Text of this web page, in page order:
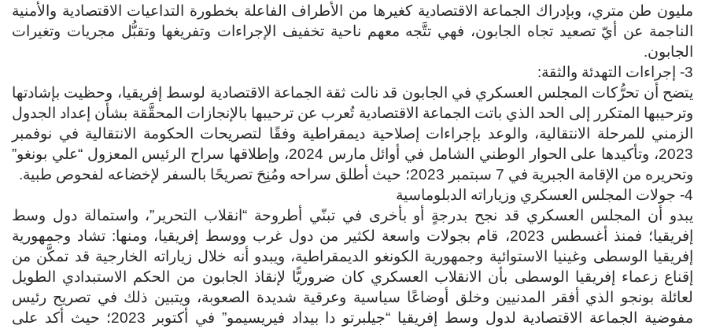
مليون طن متري، وبإدراك الجماعة الاقتصادية كغيرها من الأطراف الفاعلة بخطورة التداعيات الاقتصادية والأمنية
الناجمة عن أيّ تصعيد تجاه الجابون، فهي تتَّجه معهم ناحية تخفيف الإجراءات وتفريغها وتقبُّل مجريات وتغيرات
الجابون.
3- إجراءات التهدئة والثقة:
يتضح أن تحرُّكات المجلس العسكري في الجابون قد نالت ثقة الجماعة الاقتصادية لوسط إفريقيا، وحظيت بإشادتها
وترحيبها المتكرر إلى الحد الذي باتت الجماعة الاقتصادية تُعرب عن ترحيبها بالإنجازات المحقَّقة بشأن إعداد الجدول
الزمني للمرحلة الانتقالية، والوعد بإجراءات إصلاحية ديمقراطية وفقًا لتصريحات الحكومة الانتقالية في نوفمبر
2023، وتأكيدها على الحوار الوطني الشامل في أوائل مارس 2024، وإطلاقها سراح الرئيس المعزول “علي بونغو”
وتحريره من الإقامة الجبرية في 7 سبتمبر 2023؛ حيث أطلق سراحه ومُنِحَ تصريحًا بالسفر لإخضاعه لفحوص طبية.
4- جولات المجلس العسكري وزياراته الدبلوماسية
يبدو أن المجلس العسكري قد نجح بدرجةٍ أو بأخرى في تبنّي أطروحة “انقلاب التحرير”، واستمالة دول وسط
إفريقيا؛ فمنذ أغسطس 2023، قام بجولات واسعة لكثير من دول غرب ووسط إفريقيا، ومنها: تشاد وجمهورية
إفريقيا الوسطى وغينيا الاستوائية وجمهورية الكونغو الديمقراطية، ويبدو أنه خلال زياراته الخارجية قد تمكَّن من
إقناع زعماء إفريقيا الوسطى بأن الانقلاب العسكري كان ضروريًّا لإنقاذ الجابون من الحكم الاستبدادي الطويل
لعائلة بونجو الذي أفقر المدنيين وخلق أوضاعًا سياسية وعرقية شديدة الصعوبة، ويتبين ذلك في تصريح رئيس
مفوضية الجماعة الاقتصادية لدول وسط إفريقيا “جيلبرتو دا بيداد فيريسيمو” في أكتوبر 2023؛ حيث أكد على